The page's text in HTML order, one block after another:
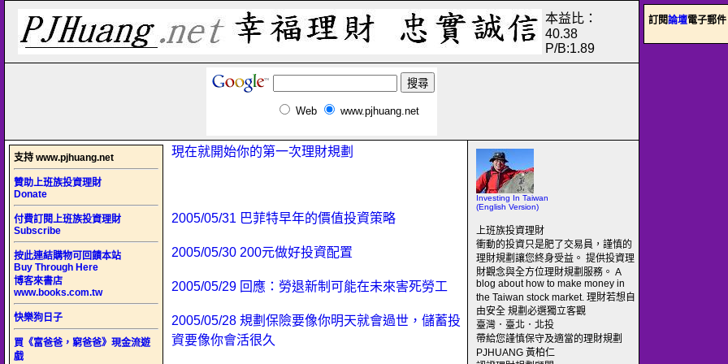
本益比：
40.38
P/B:1.89
Web www.pjhuang.net
Investing In Taiwan
(English Version)
上班族投資理財
衝動的投資只是肥了交易員，謹慎的
理財規劃讓您終身受益。 提供投資理
財觀念與全方位理財規劃服務。 A
blog about how to make money in
the Taiwan stock market. 理財若想自
由安全 規劃必選獨立客觀
臺灣．臺北．北投
帶給您謹慎保守及適當的理財規劃
PJHUANG 黃柏仁
支持 www.pjhuang.net
贊助上班族投資理財
Donate
付費訂閱上班族投資理財
Subscribe
按此連結購物可回饋本站
Buy Through Here
博客來書店
www.books.com.tw
快樂狗日子
買《富爸爸，窮爸爸》現金流遊
戲
現在就開始你的第一次理財規劃
2005/05/31 巴菲特早年的價值投資策略
2005/05/30 200元做好投資配置
2005/05/29 回應：勞退新制可能在未來害死勞工
2005/05/28 規劃保險要像你明天就會過世，儲蓄投
資要像你會活很久
訂閱論壇電子郵